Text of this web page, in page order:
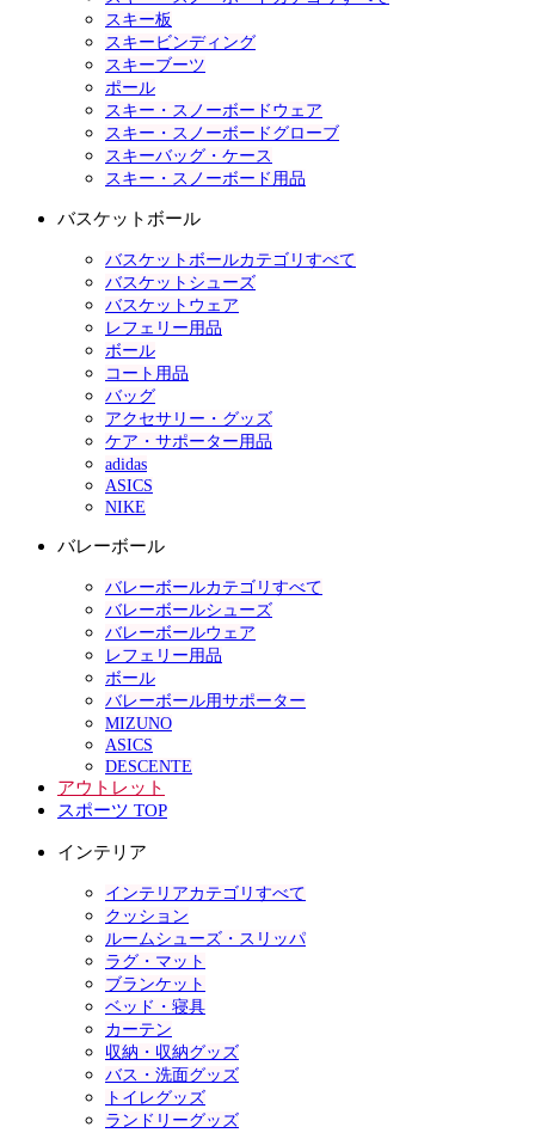
スキー板
スキービンディング
スキーブーツ
ポール
スキー・スノーボードウェア
スキー・スノーボードグローブ
スキーバッグ・ケース
スキー・スノーボード用品
バスケットボール
バスケットボールカテゴリすべて
バスケットシューズ
バスケットウェア
レフェリー用品
ボール
コート用品
バッグ
アクセサリー・グッズ
ケア・サポーター用品
adidas
ASICS
NIKE
バレーボール
バレーボールカテゴリすべて
バレーボールシューズ
バレーボールウェア
レフェリー用品
ボール
バレーボール用サポーター
MIZUNO
ASICS
DESCENTE
アウトレット
スポーツ TOP
インテリア
インテリアカテゴリすべて
クッション
ルームシューズ・スリッパ
ラグ・マット
ブランケット
ベッド・寝具
カーテン
収納・収納グッズ
バス・洗面グッズ
トイレグッズ
ランドリーグッズ